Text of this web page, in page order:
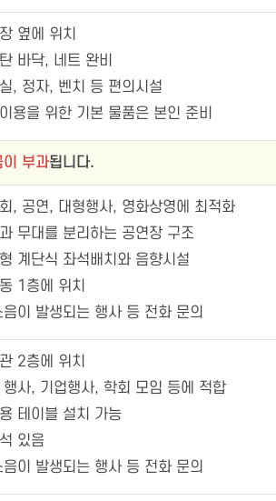
옆에 위치
바닥, 네트 완비
, 정자, 벤치 등 편의시설
용을 위한 기본 물품은 본인 준비
이 부과됩니다.
, 공연, 대형행사, 영화상영에 최적화
무대를 분리하는 공연장 구조
계단식 좌석배치와 음향시설
1층에 위치
음이 발생되는 행사 등 전화 문의
2층에 위치
행사, 기업행사, 학회 모임 등에 적합
테이블 설치 가능
있음
음이 발생되는 행사 등 전화 문의